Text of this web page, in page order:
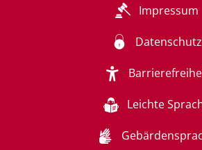
Impressum
Datenschutz
Leichte